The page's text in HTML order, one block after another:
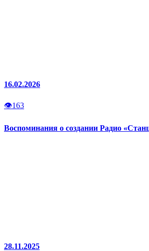
16.02.2026
👁163
Воспоминания о создании Радио
28.11.2025